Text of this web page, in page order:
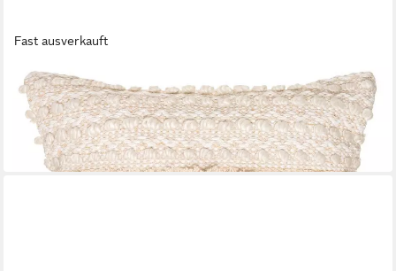
Fast ausverkauft
ATMOSPHERA CRÉATEUR D'INTÉRIEUR
Dekokissen Dekokissen Cot Sand, Baumwolle, Boho, 40 x 40 cm
25,99 € UVP33,99 €
-24%
in 4-5 Werktagen bei dir